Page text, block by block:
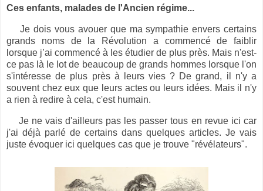
Ces enfants, malades de l'Ancien régime...
Je dois vous avouer que ma sympathie envers certains
grands noms de la Révolution a commencé de faiblir
lorsque j’ai commencé à les étudier de plus près. Mais n'est-
ce pas là le lot de beaucoup de grands hommes lorsque l'on
s'intéresse de plus près à leurs vies ? De grand, il n'y a
souvent chez eux que leurs actes ou leurs idées. Mais il n'y
a rien à redire à cela, c'est humain.
Je ne vais d'ailleurs pas les passer tous en revue ici car
j'ai déjà parlé de certains dans quelques articles. Je vais
juste évoquer ici quelques cas que je trouve "révélateurs".